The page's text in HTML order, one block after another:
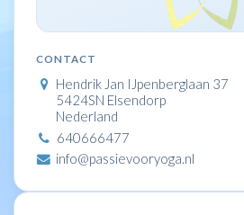
CONTACT
Hendrik Jan IJpenberglaan 37
5424SN Elsendorp
Nederland
640666477
info@passievooryoga.nl